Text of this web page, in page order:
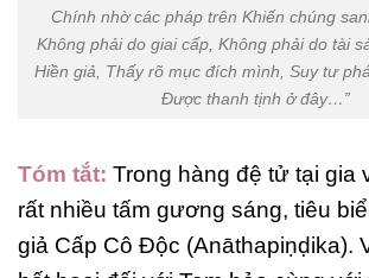
Chính nhờ các pháp trên Khiến chúng
Không phải do giai cấp, Không phải do tài
Hiền giả, Thấy rõ mục đích mình, Suy tư
Được thanh tịnh ở đây…”
Tóm tắt: Trong hàng đệ tử tại gia
rất nhiều tấm gương sáng, tiêu
giả Cấp Cô Độc (Anāthapiṇḍika).